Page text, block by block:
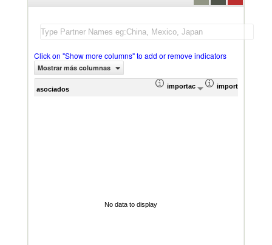
Click on "Show more columns" to add or remove indicators
Mostrar más columnas
asociados importación Valor del comercio
importación
No data to display